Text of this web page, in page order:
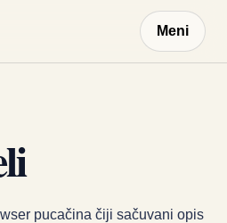
Meni
pucačina čiji sačuvani opis